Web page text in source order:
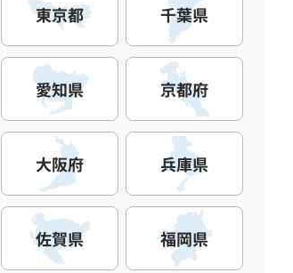
東京都 千葉県
愛知県 京都府
大阪府 兵庫県
佐賀県 福岡県